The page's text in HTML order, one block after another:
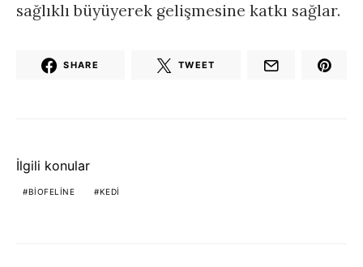
sağlıklı büyüyerek gelişmesine katkı sağlar.
SHARE TWEET
İlgili konular
BIOFELINE KEDI